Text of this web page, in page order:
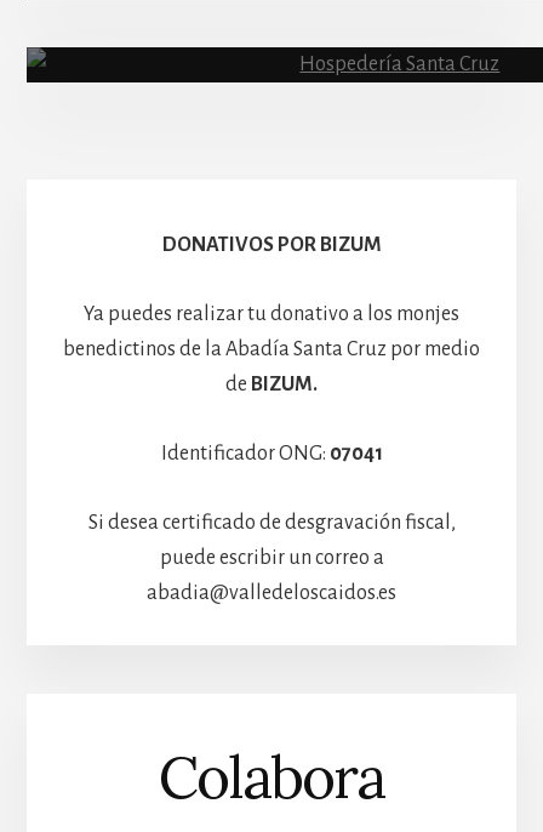
Hospedería
DONATIVOS POR BIZUM
Ya puedes realizar tu donativo a los monjes
benedictinos de la Abadía Santa Cruz por medio
de BIZUM.
Identificador ONG: 07041
Si desea certificado de desgravación fiscal,
puede escribir un correo a
abadia@valledeloscaidos.es
Colabora